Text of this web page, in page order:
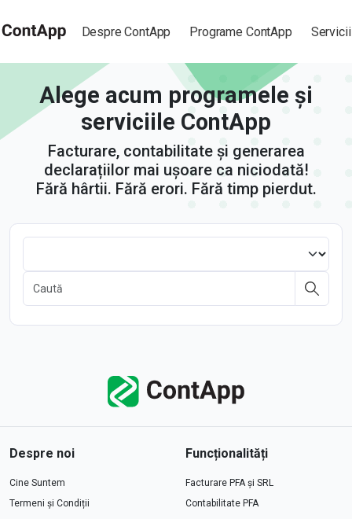
Despre ContApp Programe ContApp
Alege acum programele și
serviciile ContApp
Facturare, contabilitate și generarea
declarațiilor mai ușoare ca niciodată!
Fără hârtii. Fără erori. Fără timp pierdut.
Despre noi
Cine Suntem
Termeni și Condiții
Funcționalități
Facturare PFA și SRL
Contabilitate PFA